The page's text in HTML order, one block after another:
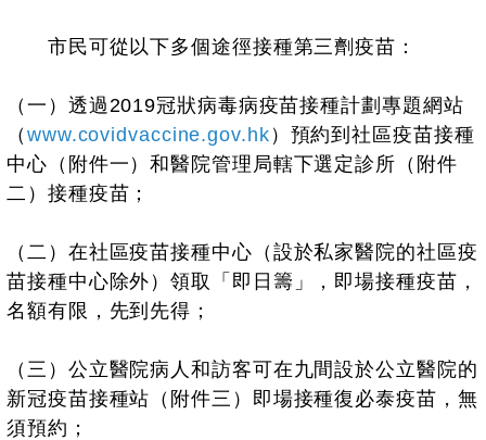
市民可從以下多個途徑接種第三劑疫苗：
（一）透過2019冠狀病毒病疫苗接種計劃專題網站
（ www.covidvaccine.gov.hk ）預約到社區疫苗接種
中心（附件一）和醫院管理局轄下選定診所（附件
二）接種疫苗；
（二）在社區疫苗接種中心（設於私家醫院的社區疫
苗接種中心除外）領取「即日籌」，即場接種疫苗，
名額有限，先到先得；
（三）公立醫院病人和訪客可在九間設於公立醫院的
新冠疫苗接種站（附件三）即場接種復必泰疫苗，無
須預約；